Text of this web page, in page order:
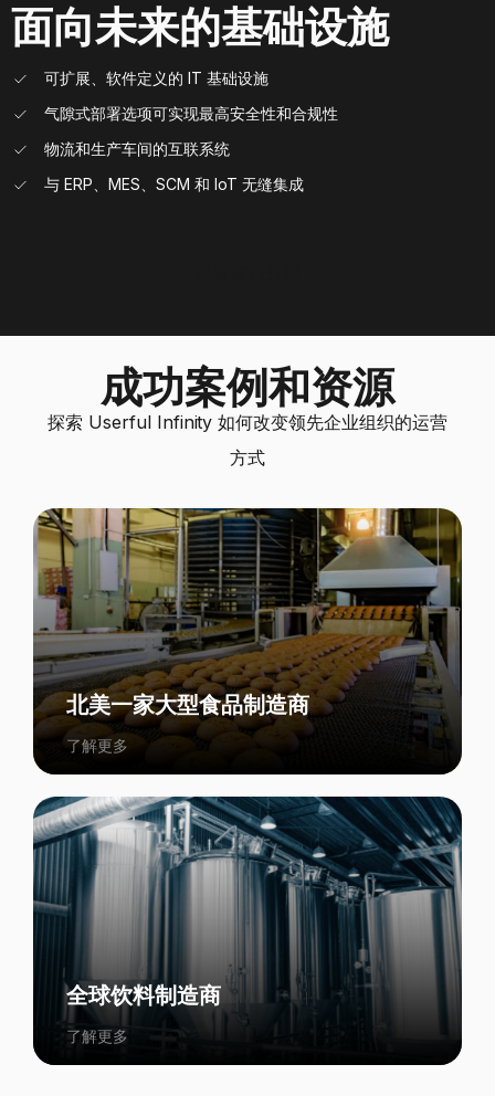
面向未来的基础设施
可扩展、软件定义的 IT 基础设施
气隙式部署选项可实现最高安全性和合规性
物流和生产车间的互联系统
与 ERP、MES、SCM 和 IoT 无缝集成
成功案例和资源
探索 Userful Infinity 如何改变领先企业组织的运营
方式
北美一家大型食品制造商
了解更多
全球饮料制造商
了解更多